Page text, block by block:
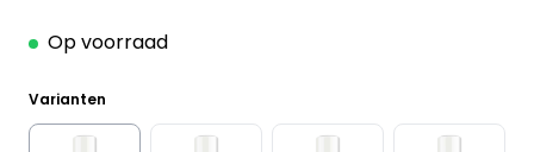
Op voorraad
Varianten